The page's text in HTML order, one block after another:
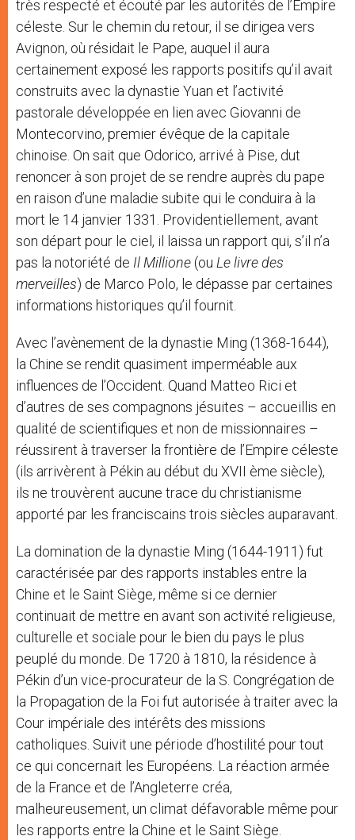
très respecté et écouté par les autorités de l’Empire
céleste. Sur le chemin du retour, il se dirigea vers
Avignon, où résidait le Pape, auquel il aura
certainement exposé les rapports positifs qu’il avait
construits avec la dynastie Yuan et l’activité
pastorale développée en lien avec Giovanni de
Montecorvino, premier évêque de la capitale
chinoise. On sait que Odorico, arrivé à Pise, dut
renoncer à son projet de se rendre auprès du pape
en raison d’une maladie subite qui le conduira à la
mort le 14 janvier 1331. Providentiellement, avant
son départ pour le ciel, il laissa un rapport qui, s’il n’a
pas la notoriété de Il Millione (ou Le livre des
merveilles) de Marco Polo, le dépasse par certaines
informations historiques qu’il fournit.
Avec l’avènement de la dynastie Ming (1368-1644),
la Chine se rendit quasiment imperméable aux
influences de l’Occident. Quand Matteo Rici et
d’autres de ses compagnons jésuites – accueillis en
qualité de scientifiques et non de missionnaires –
réussirent à traverser la frontière de l’Empire céleste
(ils arrivèrent à Pékin au début du XVII ème siècle),
ils ne trouvèrent aucune trace du christianisme
apporté par les franciscains trois siècles auparavant.
La domination de la dynastie Ming (1644-1911) fut
caractérisée par des rapports instables entre la
Chine et le Saint Siège, même si ce dernier
continuait de mettre en avant son activité religieuse,
culturelle et sociale pour le bien du pays le plus
peuplé du monde. De 1720 à 1810, la résidence à
Pékin d’un vice-procurateur de la S. Congrégation de
la Propagation de la Foi fut autorisée à traiter avec la
Cour impériale des intérêts des missions
catholiques. Suivit une période d’hostilité pour tout
ce qui concernait les Européens. La réaction armée
de la France et de l’Angleterre créa,
malheureusement, un climat défavorable même pour
les rapports entre la Chine et le Saint Siège.